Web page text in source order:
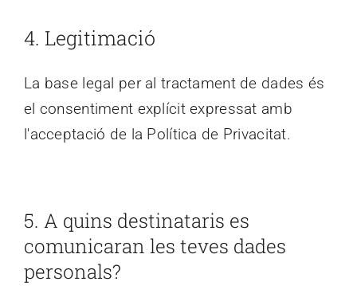
4. Legitimació
La base legal per al tractament de dades és
el consentiment explícit expressat amb
l'acceptació de la Política de Privacitat.
5. A quins destinataris es
comunicaran les teves dades
personals?